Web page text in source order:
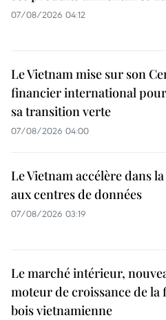
07/08/2026 04:12
Le Vietnam mise sur son
financier international
sa transition verte
07/08/2026 04:00
Le Vietnam accélère dans
aux centres de données
07/08/2026 03:19
Le marché intérieur,
moteur de croissance de la
bois vietnamienne